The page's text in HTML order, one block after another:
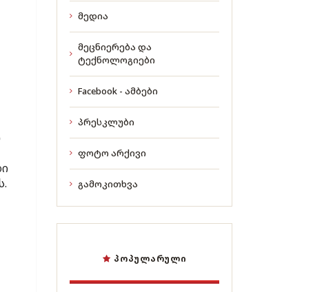
მედია
მეცნიერება და
ტექნოლოგიები
Facebook - ამბები
პრესკლუბი
ფოტო არქივი
გამოკითხვა
ᲞᲝᲞᲣᲚᲐᲠᲣᲚᲘ